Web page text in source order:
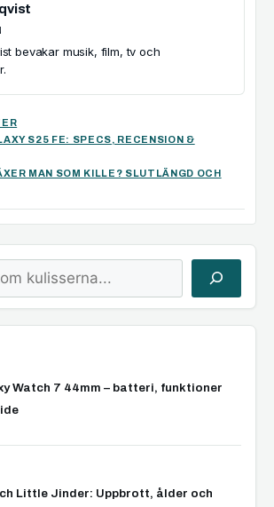
bevakar musik, film, tv och
S25 FE: SPECS, RECENSION &
MAN SOM KILLE? SLUTLÄNGD OCH
Watch 7 44mm – batteri, funktioner
Little Jinder: Uppbrott, ålder och